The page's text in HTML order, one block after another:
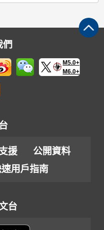
們
M5.0+
M6.0+
援
公開資料
用戶指南
台